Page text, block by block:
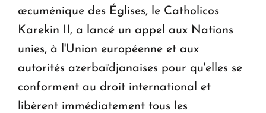
œcuménique des Églises, le Catholicos
Karekin II, a lancé un appel aux Nations
unies, à l'Union européenne et aux
autorités azerbaïdjanaises pour qu'elles se
conforment au droit international et
libèrent immédiatement tous les